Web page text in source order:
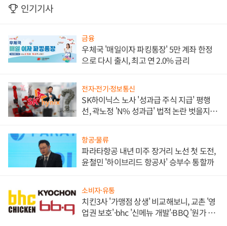
인기기사
금융
우체국 '매일이자 파킹통장' 5만 계좌 한정
으로 다시 출시, 최고 연 2.0% 금리
전자·전기·정보통신
SK하이닉스 노사 '성과급 주식 지급' 평행
선, 곽노정 'N% 성과급' 법적 논란 벗을지 주
항공·물류
파라타항공 내년 미주 장거리 노선 첫 도전,
윤철민 '하이브리드 항공사' 승부수 통할까
소비자·유통
치킨3사 '가맹점 상생' 비교해보니, 교촌 '영
업권 보호'·bhc '신메뉴 개발'·BBQ '원가 부